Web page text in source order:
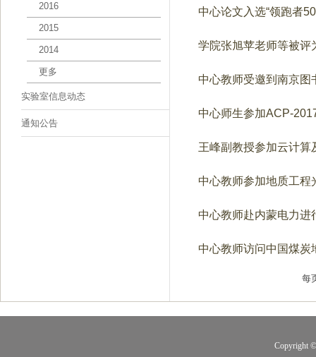
2016
2015
2014
更多
实验室信息动态
通知公告
中心论文入选“领跑者
学院张旭苹老师等被评
中心教师受邀到南京图
中心师生参加ACP-
王峰副教授参加云计算
中心教师参加地质工程
中心教师赴内蒙电力进
中心教师访问中国煤炭
每
Copyright